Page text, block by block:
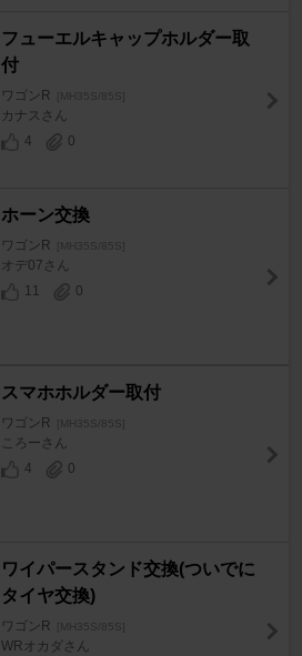
フューエルキャップホルダー取
付
ワゴンR [MH35S/85S]
カナスさん
4
0
ホーン交換
ワゴンR [MH35S/85S]
オデ07さん
11
0
スマホホルダー取付
ワゴンR [MH35S/85S]
ころーさん
4
0
ワイパースタンド交換(ついでに
タイヤ交換)
ワゴンR [MH35S/85S]
WRオカダさん